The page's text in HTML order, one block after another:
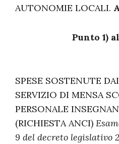
AUTONOMIE LOCALI.
Punto 1)
SPESE SOSTENUTE
SERVIZIO DI MENSA
PERSONALE
(RICHIESTA ANCI)
9 del decreto legislativo